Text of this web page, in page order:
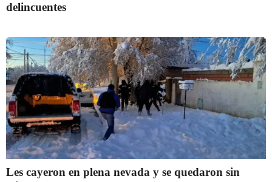
delincuentes
Les cayeron en plena nevada y se quedaron sin